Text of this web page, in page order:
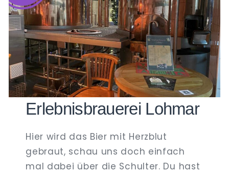
Erlebnisbrauerei Lohmar
Hier wird das Bier mit Herzblut
gebraut, schau uns doch einfach
mal dabei über die Schulter. Du hast